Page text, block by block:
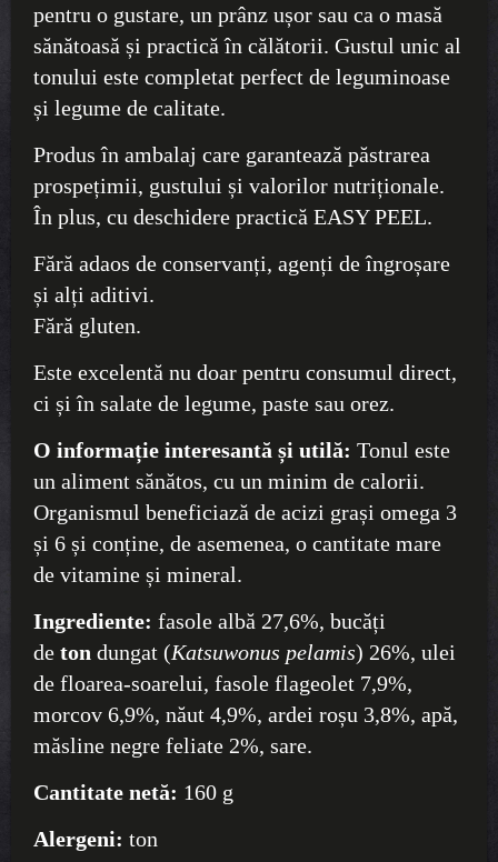
pentru o gustare, un prânz ușor sau ca o masă
sănătoasă și practică în călătorii. Gustul unic al
tonului este completat perfect de leguminoase
și legume de calitate.
Produs în ambalaj care garantează păstrarea
prospețimii, gustului și valorilor nutriționale.
În plus, cu deschidere practică EASY PEEL.
Fără adaos de conservanți, agenți de îngroșare
și alți aditivi.
Fără gluten.
Este excelentă nu doar pentru consumul direct,
ci și în salate de legume, paste sau orez.
O informație interesantă și utilă: Tonul este
un aliment sănătos, cu un minim de calorii.
Organismul beneficiază de acizi grași omega 3
și 6 și conține, de asemenea, o cantitate mare
de vitamine și mineral.
Ingrediente: fasole albă 27,6%, bucăți
de ton dungat (Katsuwonus pelamis) 26%, ulei
de floarea-soarelui, fasole flageolet 7,9%,
morcov 6,9%, năut 4,9%, ardei roșu 3,8%, apă,
măsline negre feliate 2%, sare.
Cantitate netă: 160 g
Alergeni: ton